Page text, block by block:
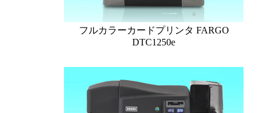
フルカラーカードプリンタ FARGO
DTC1250e